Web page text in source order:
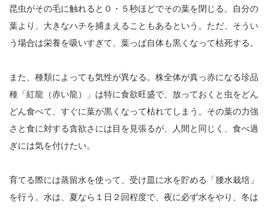
昆虫がその毛に触れると０・５秒ほどでその葉を閉じる。自分の
葉より、大きなハチを捕まえることもあるという。ただ、そうい
う場合は栄養を吸いすぎて、葉っぱ自体も黒くなって枯死する。
また、種類によっても気性が異なる。株全体が真っ赤になる珍品
種「紅龍（赤い龍）」は特に食欲旺盛で、放っておくと虫をどん
どん食べて、すぐに葉が黒くなって枯れてしまう。その葉の力強
さと食に対する貪欲さには目を見張るが、人間と同じく、食べ過
ぎには気を付けたい。
育てる際には蒸留水を使って、受け皿に水を貯める「腰水栽培」
を行う。水は、夏なら１日２回程度で、夜に必ず水をやり、冬は